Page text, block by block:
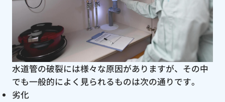
水道管の破裂には様々な原因がありますが、その中
でも一般的によく見られるものは次の通りです。
劣化